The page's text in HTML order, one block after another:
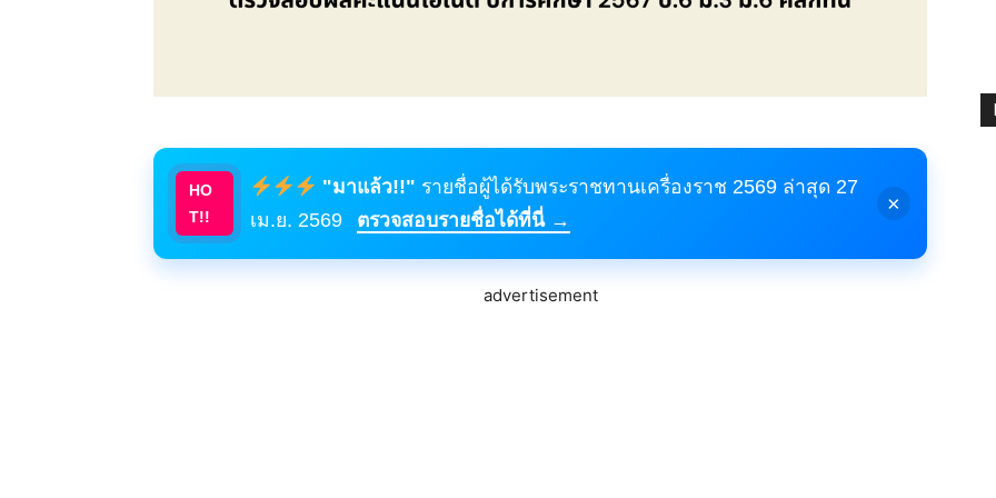
HO
T!!
"มาแล้ว!!" รายชื่อผู้ได้รับพระราชทานเครื่องราช 2569 ล่าสุด 27
เม.ย. 2569
ตรวจสอบรายชื่อได้ที่นี่ →
×
advertisement